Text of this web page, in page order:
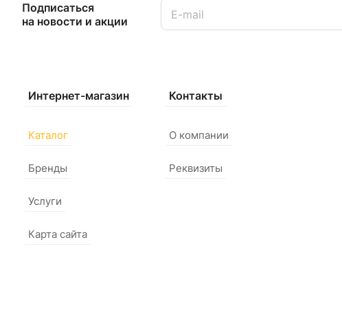
Подписаться
на новости и акции
Интернет-магазин
Каталог
Бренды
Услуги
Карта сайта
Контакты
О компании
Реквизиты